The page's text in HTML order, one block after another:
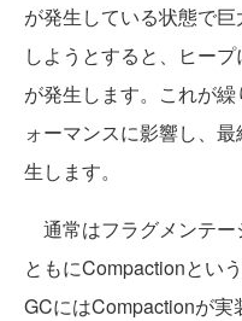
が発生している状態で
しようとすると、ヒー
が発生します。これが
ォーマンスに影響し、
生します。
通常はフラグメンテー
ともにCompactionとい
GCにはCompactionが実